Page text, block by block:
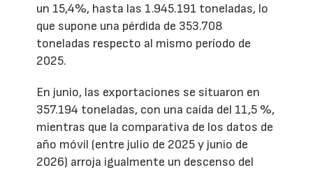
un 15,4%, hasta las 1.945.191 toneladas, lo
que supone una pérdida de 353.708
toneladas respecto al mismo período de
2025.
En junio, las exportaciones se situaron en
357.194 toneladas, con una caída del 11,5 %,
mientras que la comparativa de los datos de
año móvil (entre julio de 2025 y junio de
2026) arroja igualmente un descenso del